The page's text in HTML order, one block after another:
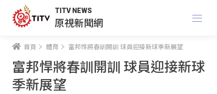
TITV NEWS
原視新聞網
首頁 體育 富邦悍將春訓開訓 球員迎接新球季新展望
富邦悍將春訓開訓 球員迎接新球
季新展望